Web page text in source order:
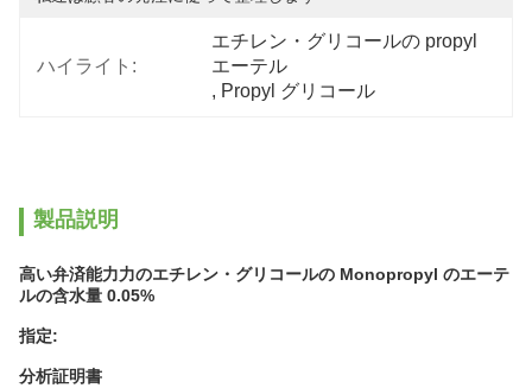
ハイライト:
エチレン・グリコールの propyl
エーテル
, Propyl グリコール
製品説明
高い弁済能力力のエチレン・グリコールの Monopropyl のエーテ
ルの含水量 0.05%
指定:
分析証明書